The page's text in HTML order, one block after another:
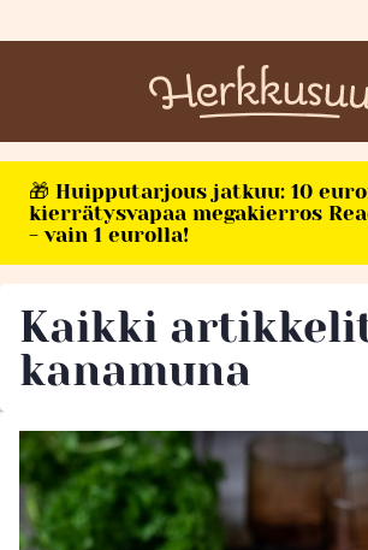
🎁 Huipputarjous jatkuu: 10
kierrätysvapaa megakierros
- vain 1 eurolla!
Kaikki
kanamuna